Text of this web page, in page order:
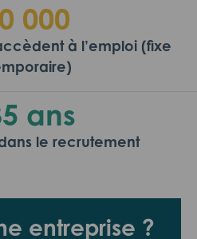
entreprise ?
000
à l’emploi (fixe
ans
le recrutement